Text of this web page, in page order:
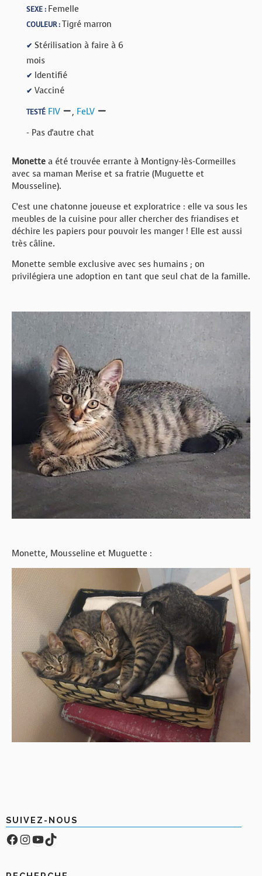
SEXE : Femelle
COULEUR :Tigré marron
✔ Stérilisation à faire à 6
mois
✔ Identifié
✔ Vacciné
TESTÉ FIV , FeLV
- Pas d'autre chat
Monette a été trouvée errante à Montigny-lès-Cormeilles
avec sa maman Merise et sa fratrie (Muguette et
Mousseline).
C’est une chatonne joueuse et exploratrice : elle va sous les
meubles de la cuisine pour aller chercher des friandises et
déchire les papiers pour pouvoir les manger ! Elle est aussi
très câline.
Monette semble exclusive avec ses humains ; on
privilégiera une adoption en tant que seul chat de la famille.
Monette, Mousseline et Muguette :
SUIVEZ-NOUS
Facebook
Compte Instagram
YouTube
TikTok